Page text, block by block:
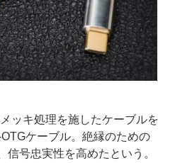
ッキ処理を施したケーブルを
ケーブル。絶縁のための
号忠実性を高めたという。